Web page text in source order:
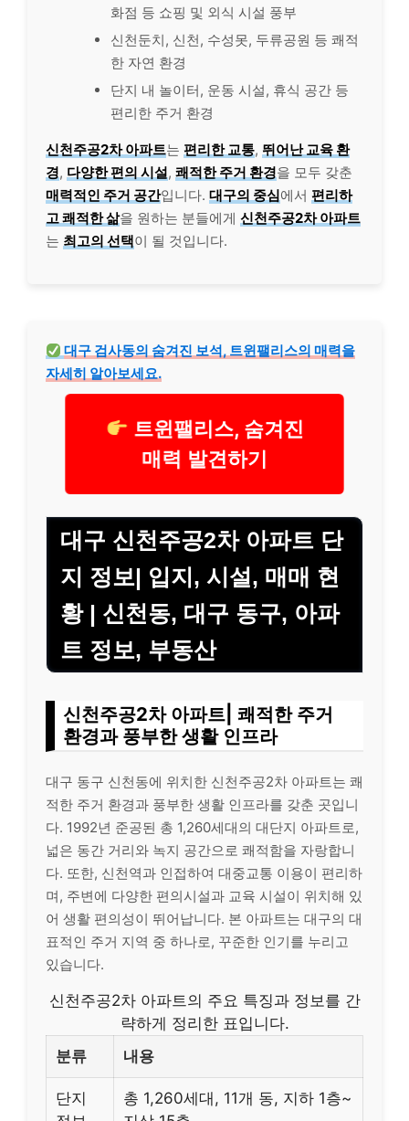
화점 등 쇼핑 및 외식 시설 풍부
신천둔치, 신천, 수성못, 두류공원 등 쾌적
한 자연 환경
단지 내 놀이터, 운동 시설, 휴식 공간 등
편리한 주거 환경
신천주공2차 아파트는 편리한 교통, 뛰어난 교육 환
경, 다양한 편의 시설, 쾌적한 주거 환경을 모두 갖춘
매력적인 주거 공간입니다. 대구의 중심에서 편리하
고 쾌적한 삶을 원하는 분들에게 신천주공2차 아파트
는 최고의 선택이 될 것입니다.
대구 검사동의 숨겨진 보석, 트윈팰리스의 매력을
자세히 알아보세요.
트윈팰리스, 숨겨진
매력 발견하기
대구 신천주공2차 아파트 단
지 정보| 입지, 시설, 매매 현
황 | 신천동, 대구 동구, 아파
트 정보, 부동산
신천주공2차 아파트| 쾌적한 주거
환경과 풍부한 생활 인프라
대구 동구 신천동에 위치한 신천주공2차 아파트는 쾌
적한 주거 환경과 풍부한 생활 인프라를 갖춘 곳입니
다. 1992년 준공된 총 1,260세대의 대단지 아파트로,
넓은 동간 거리와 녹지 공간으로 쾌적함을 자랑합니
다. 또한, 신천역과 인접하여 대중교통 이용이 편리하
며, 주변에 다양한 편의시설과 교육 시설이 위치해 있
어 생활 편의성이 뛰어납니다. 본 아파트는 대구의 대
표적인 주거 지역 중 하나로, 꾸준한 인기를 누리고
있습니다.
신천주공2차 아파트의 주요 특징과 정보를 간
략하게 정리한 표입니다.
분류
내용
단지
총 1,260세대, 11개 동, 지하 1층~